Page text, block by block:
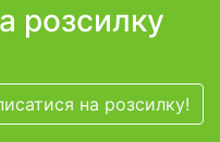
розсилку
на розсилку!